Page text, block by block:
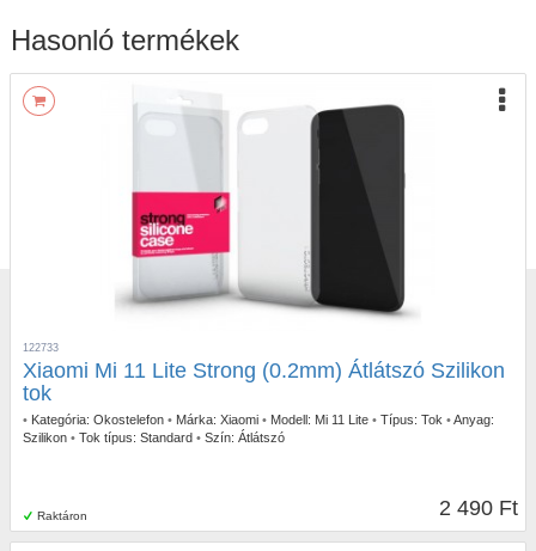
Hasonló termékek
Raktáron
122733
Xiaomi Mi 11 Lite Strong (0.2mm) Átlátszó Szilikon
tok
• Kategória: Okostelefon • Márka: Xiaomi • Modell: Mi 11 Lite • Típus: Tok •Anyag:
Szilikon • Tok típus: Standard • Szín: Átlátszó
2 490 Ft